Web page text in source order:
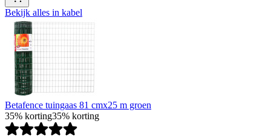
Bekijk alles in kabel
Betafence tuingaas 81 cmx25 m groen
35% korting35% korting